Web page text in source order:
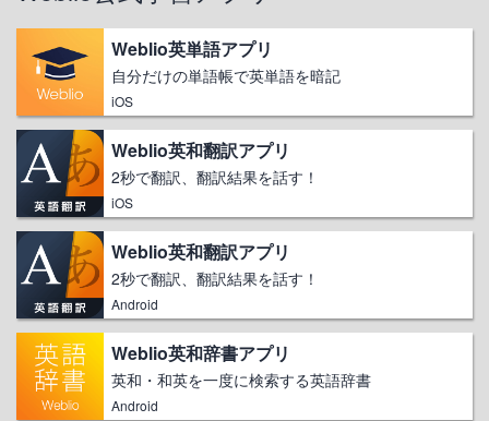
Weblio英単語アプリ
自分だけの単語帳で英単語を暗記
iOS
Weblio英和翻訳アプリ
2秒で翻訳、翻訳結果を話す！
iOS
Weblio英和翻訳アプリ
2秒で翻訳、翻訳結果を話す！
Android
Weblio英和辞書アプリ
英和・和英を一度に検索する英語辞書
Android